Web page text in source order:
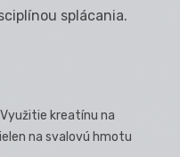
splácania.
kreatínu na
na svalovú hmotu